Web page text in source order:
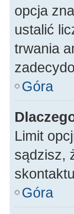
opcja
ustalić
trwania
Góra
Limit
sądzisz,
Góra